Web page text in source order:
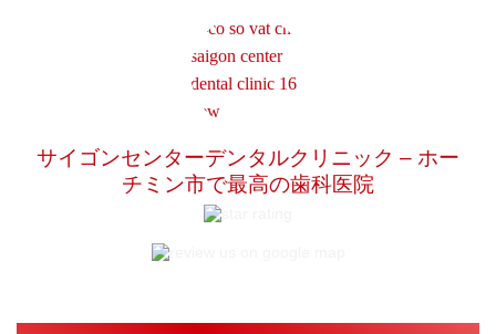
サイゴンセンターデンタルクリニック – ホー
チミン市で最高の歯科医院